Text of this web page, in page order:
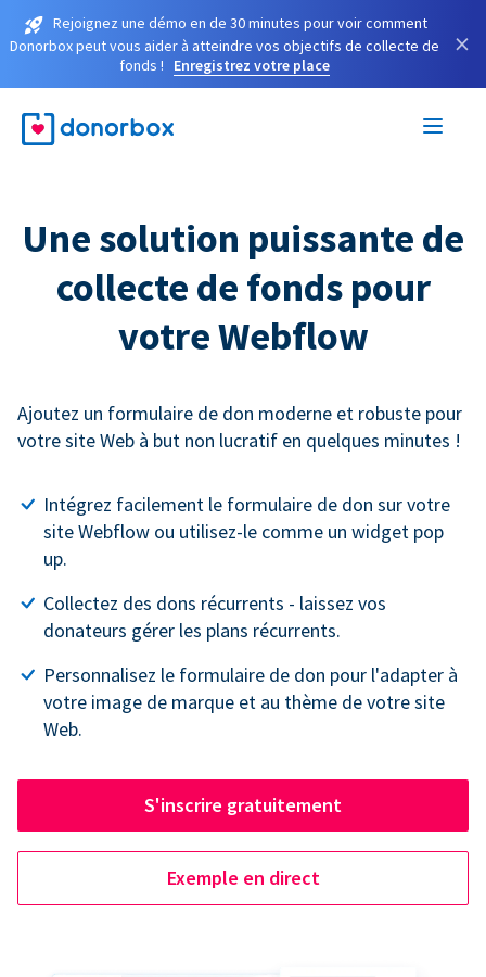
Rejoignez une démo en de 30 minutes pour voir comment
Donorbox peut vous aider à atteindre vos objectifs de collecte de
fonds !
Enregistrez votre place
×
Une solution puissante de
collecte de fonds pour
votre Webflow
Ajoutez un formulaire de don moderne et robuste pour
votre site Web à but non lucratif en quelques minutes !
Intégrez facilement le formulaire de don sur votre
site Webflow ou utilisez-le comme un widget pop
up.
Collectez des dons récurrents - laissez vos
donateurs gérer les plans récurrents.
Personnalisez le formulaire de don pour l'adapter à
votre image de marque et au thème de votre site
Web.
S'inscrire gratuitement
Exemple en direct